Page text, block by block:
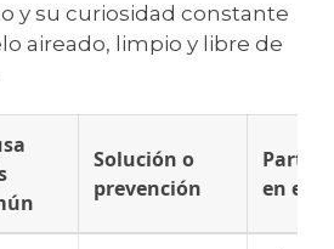
y su curiosidad constante
aireado, limpio y libre de
Solución o
prevención
en el